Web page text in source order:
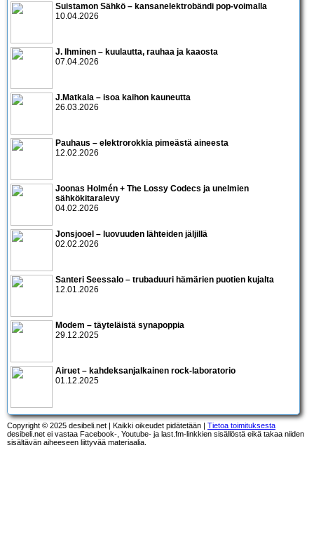
Suistamon Sähkö – kansanelektrobändi pop-voimalla
10.04.2026
J. Ihminen – kuulautta, rauhaa ja kaaosta
07.04.2026
J.Matkala – isoa kaihon kauneutta
26.03.2026
Pauhaus – elektrorokkia pimeästä aineesta
12.02.2026
Joonas Holmén + The Lossy Codecs ja unelmien
sähkökitaralevy
04.02.2026
Jonsjooel – luovuuden lähteiden jäljillä
02.02.2026
Santeri Seessalo – trubaduuri hämärien puotien kujalta
12.01.2026
Modem – täyteläistä synapoppia
29.12.2025
Airuet – kahdeksanjalkainen rock-laboratorio
01.12.2025
Copyright © 2025 desibeli.net | Kaikki oikeudet pidätetään | Tietoa toimituksesta
desibeli.net ei vastaa Facebook-, Youtube- ja last.fm-linkkien sisällöstä eikä takaa niiden
sisältävän aiheeseen liittyvää materiaalia.